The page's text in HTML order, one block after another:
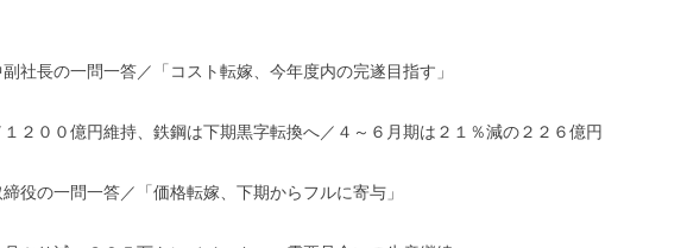
社長の一問一答／「コスト転嫁、今年度内の完遂目指す」
２００億円維持、鉄鋼は下期黒字転換へ／４～６月期は２１％減の２２６億円
役の一問一答／「価格転嫁、下期からフルに寄与」